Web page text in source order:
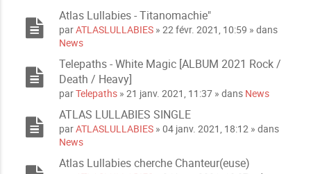
i
t
e
c
e
o
n
e
s
Atlas Lullabies - Titanomachie"
parATLASLULLABIES » 22 févr. 2021, 10:59 » dans
News
Telepaths - White Magic [ALBUM 2021 Rock /
Death / Heavy]
parTelepaths » 21 janv. 2021, 11:37 » dans News
ATLAS LULLABIES SINGLE
parATLASLULLABIES » 04 janv. 2021, 18:12 » dans
News
Atlas Lullabies cherche Chanteur(euse)